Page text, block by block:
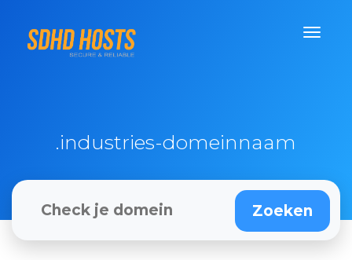
.industries-domeinnaam